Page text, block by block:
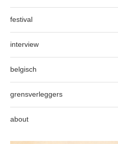
festival
interview
belgisch
grensverleggers
about